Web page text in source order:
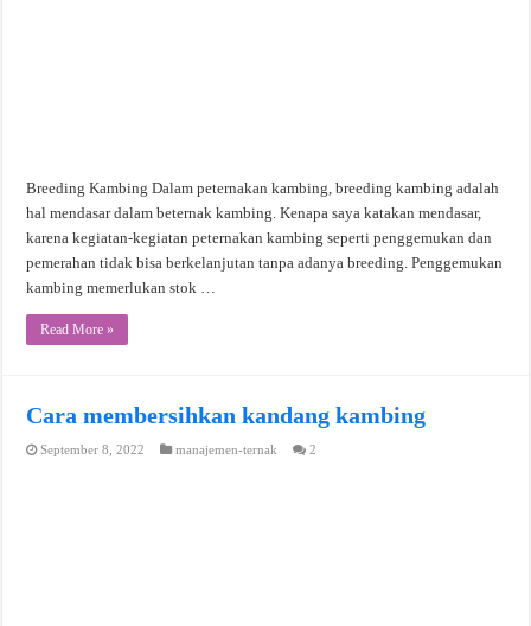
Breeding Kambing Dalam peternakan kambing, breeding kambing adalah
hal mendasar dalam beternak kambing. Kenapa saya katakan mendasar,
karena kegiatan-kegiatan peternakan kambing seperti penggemukan dan
pemerahan tidak bisa berkelanjutan tanpa adanya breeding. Penggemukan
kambing memerlukan stok …
Read More »
Cara membersihkan kandang kambing
September 8, 2022 manajemen-ternak 2